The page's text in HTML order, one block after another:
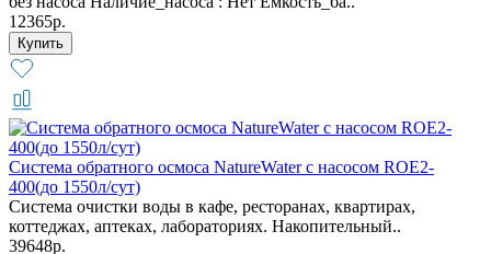
12365р.
Система обратного осмоса NatureWater с насосом ROE2-
400(до 1550л/сут)
Система очистки воды в кафе, ресторанах, квартирах,
коттеджах, аптеках, лабораториях. Накопительный..
39648р.